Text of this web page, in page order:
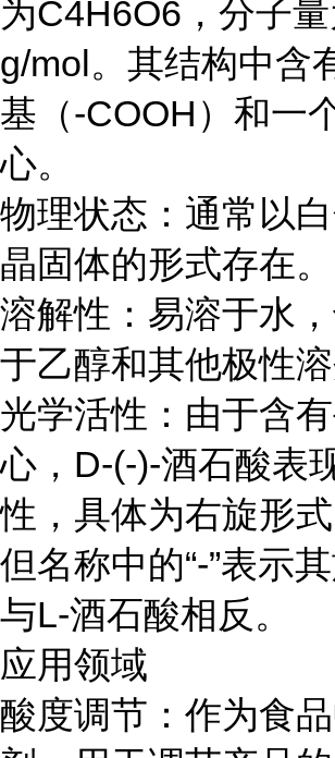
为C4H6O6，分子
g/mol。其结构中含
基（-COOH）和一
心。
物理状态：通常以
晶固体的形式存在。
溶解性：易溶于水
于乙醇和其他极性溶
光学活性：由于含
心，D-(-)-酒石酸表
性，具体为右旋形式
但名称中的“-”表示
与L-酒石酸相反。
应用领域
酸度调节：作为食